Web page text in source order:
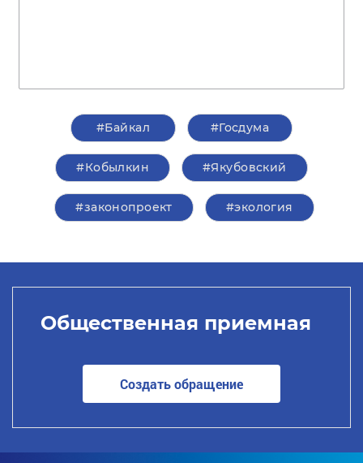
#Байкал #Госдума
#Кобылкин #Якубовский
#законопроект #экология
Общественная приемная
Создать обращение